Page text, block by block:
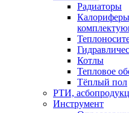
Радиаторы
Котлы
Тепловое
Тёплый пол
РТИ,
Инструмент